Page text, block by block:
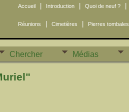
Accueil Introduction Quoi de neuf ?
Réunions Cimetières Pierres tombales
Chercher Médias